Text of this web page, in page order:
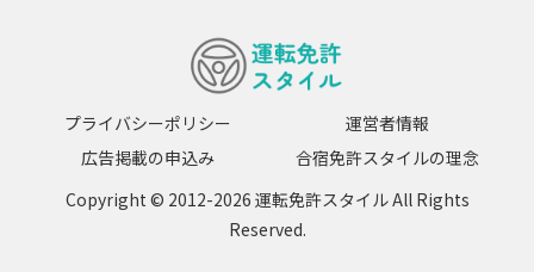
プライバシーポリシー
運営者情報
広告掲載の申込み
合宿免許スタイルの理念
Copyright © 2012-2026 運転免許スタイル All Rights
Reserved.